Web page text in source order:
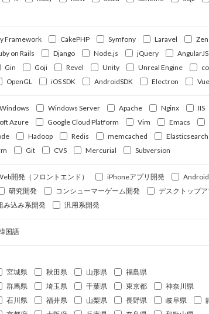
Framework CakePHP Symfony Laravel
on Rails Django Node.js jQuery AngularJS
Gin Goji Revel Unity Unreal Engine
OpenGL iOS SDK AndroidSDK Electron
Windows Windows Server Apache Nginx
IIS
Azure Google Cloud Platform Vim Emacs
Hadoop Redis memcached Elasticsearch
Git CVS Mercurial Subversion
開発（フロントエンド） iPhoneアプリ開発
研究開発 コンシューマーゲーム開発
デスクトップ
み込み系開発 汎用系開発
国語
宮城県 秋田県 山形県
福島県
群馬県 埼玉県 千葉県 東京都
神奈川県
石川県 福井県 山梨県 長野県 岐阜県